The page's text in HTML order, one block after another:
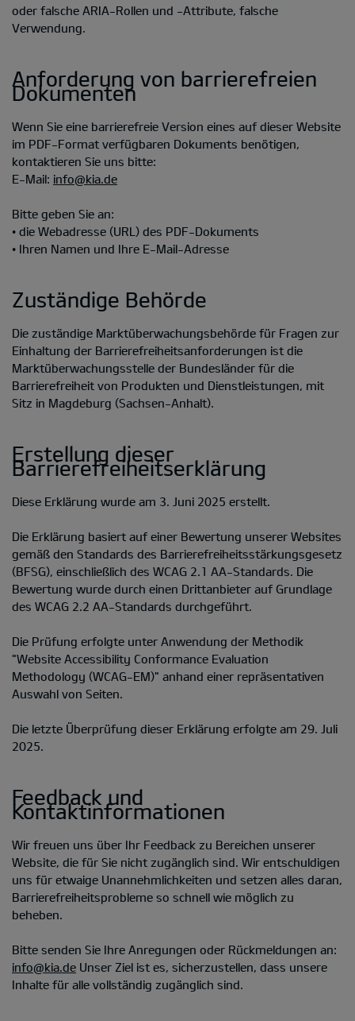
oder falsche ARIA-Rollen und -Attribute, falsche
Verwendung.
Anforderung von barrierefreien
Dokumenten
Wenn Sie eine barrierefreie Version eines auf dieser Website
im PDF-Format verfügbaren Dokuments benötigen,
kontaktieren Sie uns bitte:
E-Mail: info@kia.de
Bitte geben Sie an:
• die Webadresse (URL) des PDF-Dokuments
• Ihren Namen und Ihre E-Mail-Adresse
Zuständige Behörde
Die zuständige Marktüberwachungsbehörde für Fragen zur
Einhaltung der Barrierefreiheitsanforderungen ist die
Marktüberwachungsstelle der Bundesländer für die
Barrierefreiheit von Produkten und Dienstleistungen, mit
Sitz in Magdeburg (Sachsen-Anhalt).
Erstellung dieser
Barrierefreiheitserklärung
Diese Erklärung wurde am 3. Juni 2025 erstellt.
Die Erklärung basiert auf einer Bewertung unserer Websites
gemäß den Standards des Barrierefreiheitsstärkungsgesetz
(BFSG), einschließlich des WCAG 2.1 AA-Standards. Die
Bewertung wurde durch einen Drittanbieter auf Grundlage
des WCAG 2.2 AA-Standards durchgeführt.
Die Prüfung erfolgte unter Anwendung der Methodik
"Website Accessibility Conformance Evaluation
Methodology (WCAG-EM)" anhand einer repräsentativen
Auswahl von Seiten.
Die letzte Überprüfung dieser Erklärung erfolgte am 29. Juli
2025.
Feedback und
Kontaktinformationen
Wir freuen uns über Ihr Feedback zu Bereichen unserer
Website, die für Sie nicht zugänglich sind. Wir entschuldigen
uns für etwaige Unannehmlichkeiten und setzen alles daran,
Barrierefreiheitsprobleme so schnell wie möglich zu
beheben.
Bitte senden Sie Ihre Anregungen oder Rückmeldungen an:
info@kia.de Unser Ziel ist es, sicherzustellen, dass unsere
Inhalte für alle vollständig zugänglich sind.